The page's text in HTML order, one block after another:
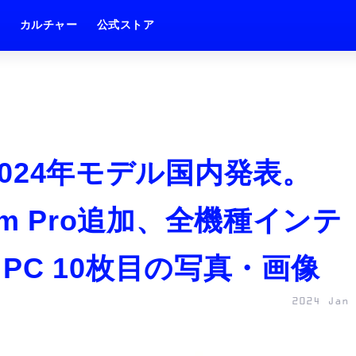
カルチャー 公式ストア
年モデル国内発表。
Pro追加、全機種インテ
10枚目の写真・画像
2024 Jan